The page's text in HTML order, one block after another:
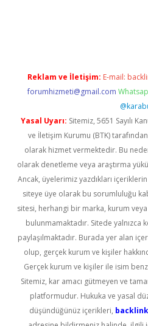
Reklam ve İletişim: E-mail:
forumhizmeti@gmail.com
Yasal Uyarı: Sitemiz, 5651 Sayılı
ve İletişim Kurumu (BTK)
olarak hizmet vermektedir. Bu
olarak denetleme veya araştırma
Ancak, üyelerimiz yazdıkları
siteye üye olarak bu sorumluluğu
sitesi, herhangi bir marka, kurum veya
bulunmamaktadır. Sitede yalnızca
paylaşılmaktadır. Burada yer alan
olup, gerçek kurum ve kişiler
Gerçek kurum ve kişiler ile isim
Sitemiz, kar amacı gütmeyen ve
platformudur. Hukuka ve yasal
düşündüğünüz içerikleri,